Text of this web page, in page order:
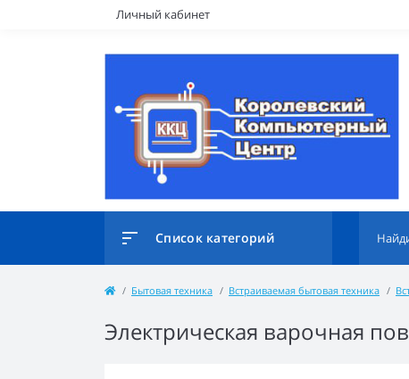
Личный кабинет
Список категорий
Бытовая техника Встраиваемая бытовая техника
Электрическая варочная